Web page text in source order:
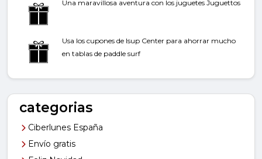
Una maravillosa aventura con los juguetes Juguettos
Usa los cupones de Isup Center para ahorrar mucho
en tablas de paddle surf
categorias
Ciberlunes España
Envío gratis